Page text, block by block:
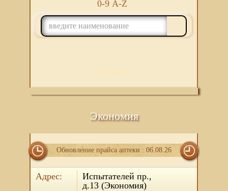
0-9 A-Z
ПОИСК
Экономия
Обновление прайса аптеки : 06.08.26
Адрес:
Испытателей пр.,
д.13 (Экономия)